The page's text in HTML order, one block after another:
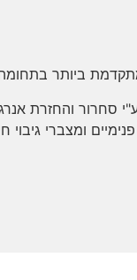
ביותר